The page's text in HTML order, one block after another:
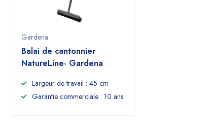
Gardena
Balai de cantonnier
NatureLine- Gardena
Largeur de travail : 45 cm
Garantie commerciale : 10 ans